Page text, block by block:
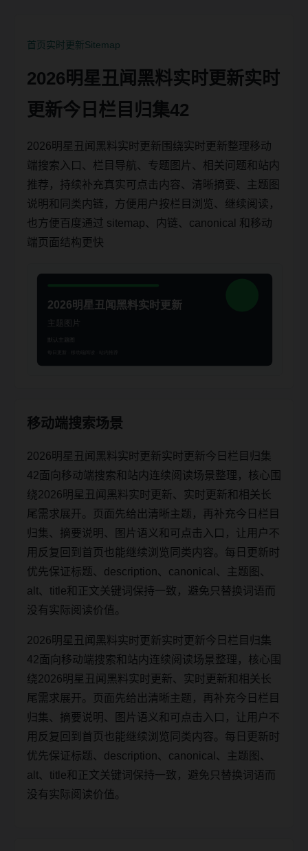
首页实时更新Sitemap
2026明星丑闻黑料实时更新实时
更新今日栏目归集42
2026明星丑闻黑料实时更新围绕实时更新整理移动
端搜索入口、栏目导航、专题图片、相关问题和站内
推荐，持续补充真实可点击内容、清晰摘要、主题图
说明和同类内链，方便用户按栏目浏览、继续阅读，
也方便百度通过 sitemap、内链、canonical 和移动
端页面结构更快
移动端搜索场景
2026明星丑闻黑料实时更新实时更新今日栏目归集
42面向移动端搜索和站内连续阅读场景整理，核心围
绕2026明星丑闻黑料实时更新、实时更新和相关长
尾需求展开。页面先给出清晰主题，再补充今日栏目
归集、摘要说明、图片语义和可点击入口，让用户不
用反复回到首页也能继续浏览同类内容。每日更新时
优先保证标题、description、canonical、主题图、
alt、title和正文关键词保持一致，避免只替换词语而
没有实际阅读价值。
2026明星丑闻黑料实时更新实时更新今日栏目归集
42面向移动端搜索和站内连续阅读场景整理，核心围
绕2026明星丑闻黑料实时更新、实时更新和相关长
尾需求展开。页面先给出清晰主题，再补充今日栏目
归集、摘要说明、图片语义和可点击入口，让用户不
用反复回到首页也能继续浏览同类内容。每日更新时
优先保证标题、description、canonical、主题图、
alt、title和正文关键词保持一致，避免只替换词语而
没有实际阅读价值。